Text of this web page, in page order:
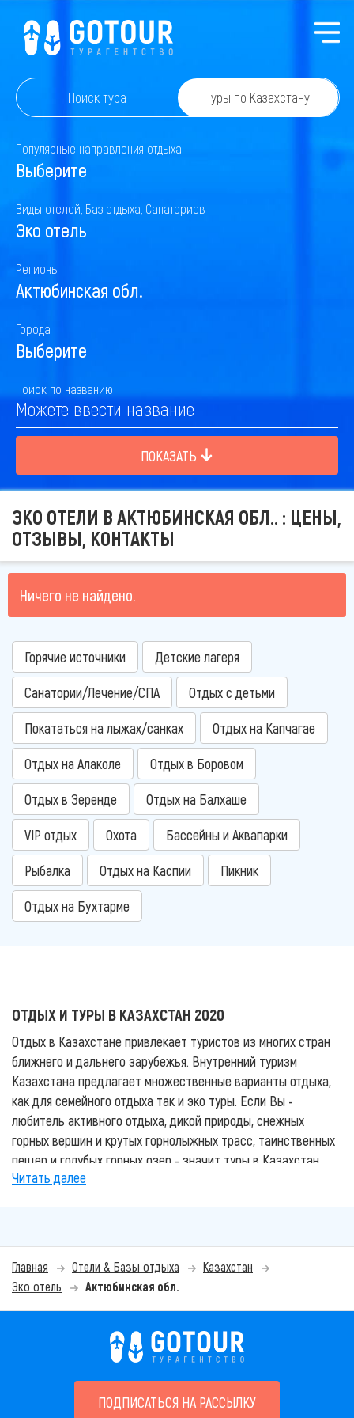
Поиск тура Туры по Казахстану
Популярные направления отдыха
Выберите
Виды отелей, Баз отдыха, Санаториев
Эко отель
Регионы
Актюбинская обл.
Города
Выберите
Поиск по названию
ПОКАЗАТЬ
ЭКО ОТЕЛИ В АКТЮБИНСКАЯ ОБЛ.. : ЦЕНЫ,
ОТЗЫВЫ, КОНТАКТЫ
Ничего не найдено.
Горячие источники Детские лагеря
Санатории/Лечение/СПА Отдых с детьми
Покататься на лыжах/санках Отдых на Капчагае
Отдых на Алаколе Отдых в Боровом
Отдых в Зеренде Отдых на Балхаше
VIP отдых Охота Бассейны и Аквапарки
Рыбалка Отдых на Каспии Пикник
Отдых на Бухтарме
ОТДЫХ И ТУРЫ В КАЗАХСТАН 2020
Отдых в Казахстане привлекает туристов из многих стран
ближнего и дальнего зарубежья. Внутренний туризм
Казахстана предлагает множественные варианты отдыха,
как для семейного отдыха так и эко туры. Если Вы -
любитель активного отдыха, дикой природы, снежных
горных вершин и крутых горнолыжных трасс, таинственных
пещер и голубых горных озер - значит туры в Казахстан
Вас приятно удивят. Этот отдых не только зарядит вас
представлены на нашем сайте. Основные и популярные
направления отдыха в Казахстане: отдых на Алаколе,
Боровое, Горячие источники и другие. Вы также
можетевоспользоваться услугами наших
квалифицированных турагентовдля подбора и
бронирования своего отдыха. Мы знаем все о лучшем и
Всю красоту, историю и глубину традиций Казахского
Читать далее
Главная Отели & Базы отдыха
Казахстан
Эко отель
Актюбинская обл.
ПОДПИСАТЬСЯ НА РАССЫЛКУ